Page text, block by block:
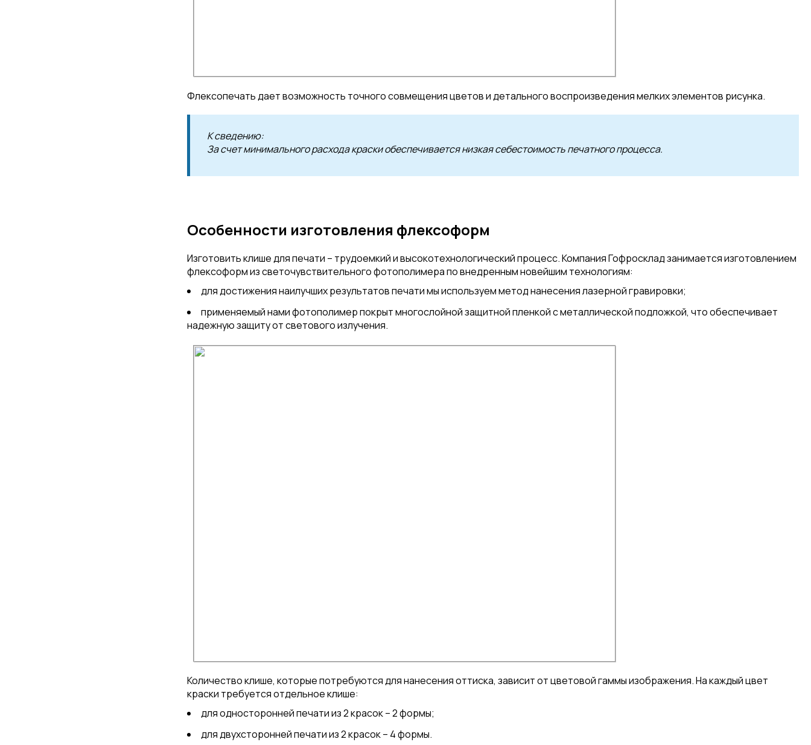
Флексопечать дает возможность точного совмещения цветов и детального воспроизведения мелких элементов рисунка.
К сведению:
За счет минимального расхода краски обеспечивается низкая себестоимость печатного процесса.
Особенности изготовления флексоформ
Изготовить клише для печати – трудоемкий и высокотехнологический процесс. Компания Гофросклад занимается изготовлением
флексоформ из светочувствительного фотополимера по внедренным новейшим технологиям:
для достижения наилучших результатов печати мы используем метод нанесения лазерной гравировки;
применяемый нами фотополимер покрыт многослойной защитной пленкой с металлической подложкой, что обеспечивает
надежную защиту от светового излучения.
Количество клише, которые потребуются для нанесения оттиска, зависит от цветовой гаммы изображения. На каждый цвет
краски требуется отдельное клише:
для односторонней печати из 2 красок – 2 формы;
для двухсторонней печати из 2 красок – 4 формы.